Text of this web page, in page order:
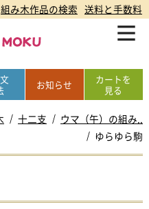
組み木作品の検索 送料と手数料
お知らせ
カートを
見る
十二支
ウマ（午）の組み..
ゆらゆら駒